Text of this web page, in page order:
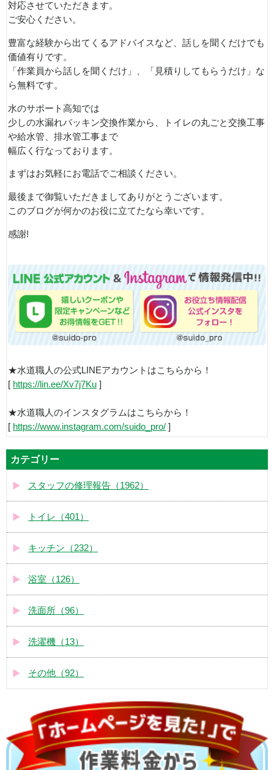
対応させていただきます。
ご安心ください。
豊富な経験から出てくるアドバイスなど、話しを聞くだけでも
価値有りです。
「作業員から話しを聞くだけ」、「見積りしてもらうだけ」な
ら無料です。
水のサポート高知では
少しの水漏れパッキン交換作業から、トイレの丸ごと交換工事
や給水管、排水管工事まで
幅広く行なっております。
まずはお気軽にお電話でご相談ください。
最後まで御覧いただきましてありがとうございます。
このブログが何かのお役に立てたなら幸いです。
感謝!
★水道職人の公式LINEアカウントはこちらから！
[ https://lin.ee/Xv7j7Ku ]
★水道職人のインスタグラムはこちらから！
[ https://www.instagram.com/suido_pro/ ]
カテゴリー
スタッフの修理報告（1962）
トイレ（401）
キッチン（232）
浴室（126）
洗面所（96）
洗濯機（13）
その他（92）